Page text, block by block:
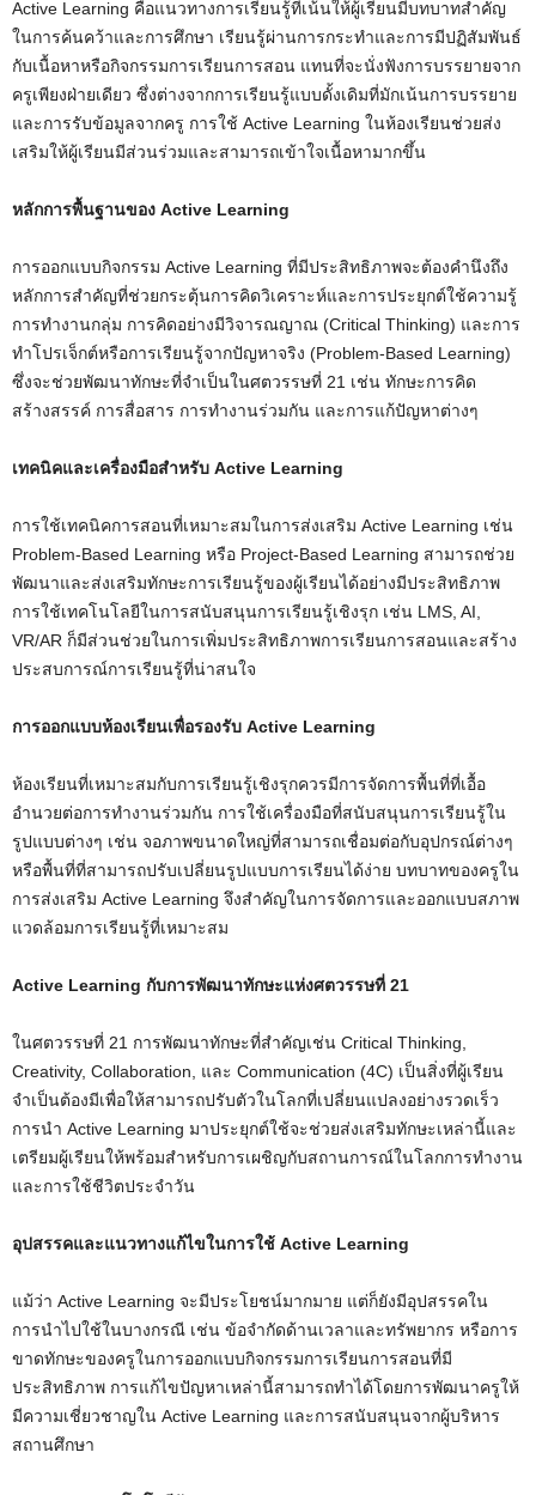
Active Learning คือแนวทางการเรียนรู้ที่เน้นให้ผู้เรียนมีบทบาทสำคัญ
ในการค้นคว้าและการศึกษา เรียนรู้ผ่านการกระทำและการมีปฏิสัมพันธ์
กับเนื้อหาหรือกิจกรรมการเรียนการสอน แทนที่จะนั่งฟังการบรรยายจาก
ครูเพียงฝ่ายเดียว ซึ่งต่างจากการเรียนรู้แบบดั้งเดิมที่มักเน้นการบรรยาย
และการรับข้อมูลจากครู การใช้ Active Learning ในห้องเรียนช่วยส่ง
เสริมให้ผู้เรียนมีส่วนร่วมและสามารถเข้าใจเนื้อหามากขึ้น
หลักการพื้นฐานของ Active Learning
การออกแบบกิจกรรม Active Learning ที่มีประสิทธิภาพจะต้องคำนึงถึง
หลักการสำคัญที่ช่วยกระตุ้นการคิดวิเคราะห์และการประยุกต์ใช้ความรู้
การทำงานกลุ่ม การคิดอย่างมีวิจารณญาณ (Critical Thinking) และการ
ทำโปรเจ็กต์หรือการเรียนรู้จากปัญหาจริง (Problem-Based Learning)
ซึ่งจะช่วยพัฒนาทักษะที่จำเป็นในศตวรรษที่ 21 เช่น ทักษะการคิด
สร้างสรรค์ การสื่อสาร การทำงานร่วมกัน และการแก้ปัญหาต่างๆ
เทคนิคและเครื่องมือสำหรับ Active Learning
การใช้เทคนิคการสอนที่เหมาะสมในการส่งเสริม Active Learning เช่น
Problem-Based Learning หรือ Project-Based Learning สามารถช่วย
พัฒนาและส่งเสริมทักษะการเรียนรู้ของผู้เรียนได้อย่างมีประสิทธิภาพ
การใช้เทคโนโลยีในการสนับสนุนการเรียนรู้เชิงรุก เช่น LMS, AI,
VR/AR ก็มีส่วนช่วยในการเพิ่มประสิทธิภาพการเรียนการสอนและสร้าง
ประสบการณ์การเรียนรู้ที่น่าสนใจ
การออกแบบห้องเรียนเพื่อรองรับ Active Learning
ห้องเรียนที่เหมาะสมกับการเรียนรู้เชิงรุกควรมีการจัดการพื้นที่ที่เอื้อ
อำนวยต่อการทำงานร่วมกัน การใช้เครื่องมือที่สนับสนุนการเรียนรู้ใน
รูปแบบต่างๆ เช่น จอภาพขนาดใหญ่ที่สามารถเชื่อมต่อกับอุปกรณ์ต่างๆ
หรือพื้นที่ที่สามารถปรับเปลี่ยนรูปแบบการเรียนได้ง่าย บทบาทของครูใน
การส่งเสริม Active Learning จึงสำคัญในการจัดการและออกแบบสภาพ
แวดล้อมการเรียนรู้ที่เหมาะสม
Active Learning กับการพัฒนาทักษะแห่งศตวรรษที่ 21
ในศตวรรษที่ 21 การพัฒนาทักษะที่สำคัญเช่น Critical Thinking,
Creativity, Collaboration, และ Communication (4C) เป็นสิ่งที่ผู้เรียน
จำเป็นต้องมีเพื่อให้สามารถปรับตัวในโลกที่เปลี่ยนแปลงอย่างรวดเร็ว
การนำ Active Learning มาประยุกต์ใช้จะช่วยส่งเสริมทักษะเหล่านี้และ
เตรียมผู้เรียนให้พร้อมสำหรับการเผชิญกับสถานการณ์ในโลกการทำงาน
และการใช้ชีวิตประจำวัน
อุปสรรคและแนวทางแก้ไขในการใช้ Active Learning
แม้ว่า Active Learning จะมีประโยชน์มากมาย แต่ก็ยังมีอุปสรรคใน
การนำไปใช้ในบางกรณี เช่น ข้อจำกัดด้านเวลาและทรัพยากร หรือการ
ขาดทักษะของครูในการออกแบบกิจกรรมการเรียนการสอนที่มี
ประสิทธิภาพ การแก้ไขปัญหาเหล่านี้สามารถทำได้โดยการพัฒนาครูให้
มีความเชี่ยวชาญใน Active Learning และการสนับสนุนจากผู้บริหาร
สถานศึกษา